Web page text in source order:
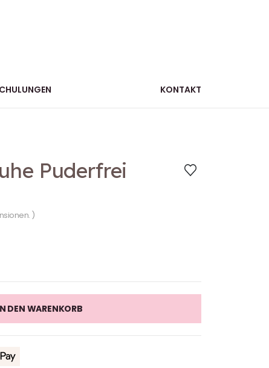
KONTAKT
Puderfrei
)
DEN WARENKORB